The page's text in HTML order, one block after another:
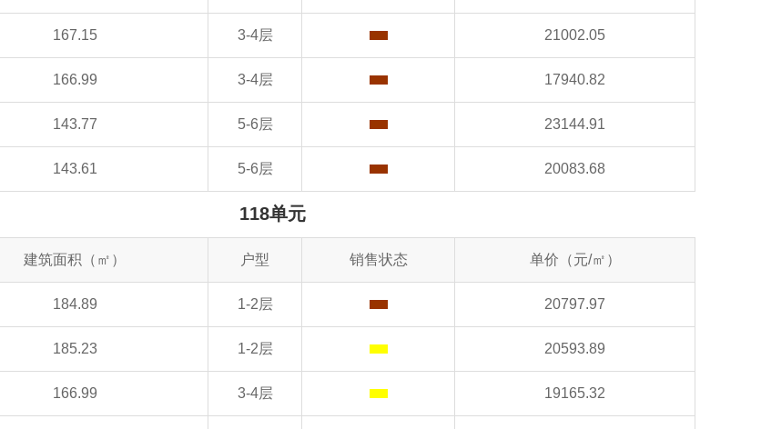
167.15 3-4层 21002.05
166.99 3-4层 17940.82
143.77 5-6层 23144.91
143.61 5-6层 20083.68
118单元
建筑面积（㎡） 户型 销售状态 单价（元/㎡）
184.89 1-2层 20797.97
185.23 1-2层 20593.89
166.99 3-4层 19165.32